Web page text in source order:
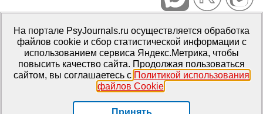
Портал психологических изданий PsyJournals.ru, 2007–2026
Правила использования материалов
Свидетельство регистрации СМИЭл № ФС77-66447 от 14 июля
2016 г.
Издатель: ФГБОУ ВО МГППУ
На портале PsyJournals.ru осуществляется обработка
файлов cookie и сбор статистической информации с
использованием сервиса Яндекс.Метрика, чтобы
повысить качество сайта. Продолжая пользоваться
сайтом, вы соглашаетесь с Политикой использования
файлов Cookie.
Принять